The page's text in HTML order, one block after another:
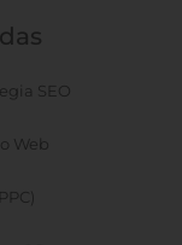
SEO
Web